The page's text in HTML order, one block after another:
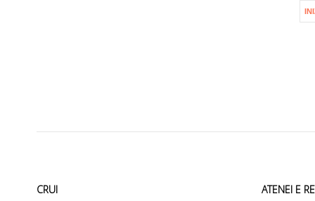
CRUI ATENEI E